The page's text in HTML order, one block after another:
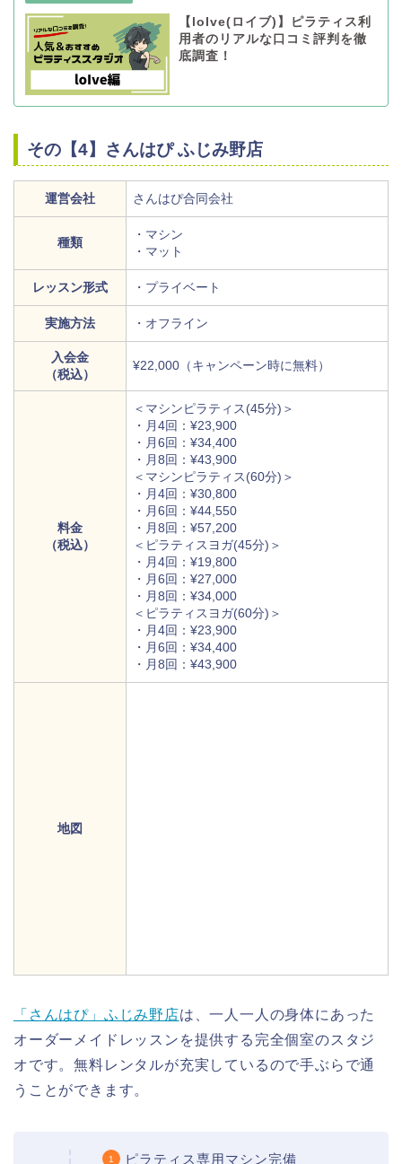
【loIve(ロイブ)】ピラティス利
用者のリアルな口コミ評判を徹
底調査！
その【4】さんはぴ ふじみ野店
運営会社 さんはぴ合同会社
種類
・マシン
・マット
レッスン形式 ・プライベート
実施方法 ・オフライン
入会金
（税込）
¥22,000（キャンペーン時に無料）
料金
（税込）
＜マシンピラティス(45分)＞
・月4回：¥23,900
・月6回：¥34,400
・月8回：¥43,900
＜マシンピラティス(60分)＞
・月4回：¥30,800
・月6回：¥44,550
・月8回：¥57,200
＜ピラティスヨガ(45分)＞
・月4回：¥19,800
・月6回：¥27,000
・月8回：¥34,000
＜ピラティスヨガ(60分)＞
・月4回：¥23,900
・月6回：¥34,400
・月8回：¥43,900
地図
「さんはぴ」ふじみ野店は、一人一人の身体にあった
オーダーメイドレッスンを提供する完全個室のスタジ
オです。無料レンタルが充実しているので手ぶらで通
うことができます。
ピラティス専用マシン完備